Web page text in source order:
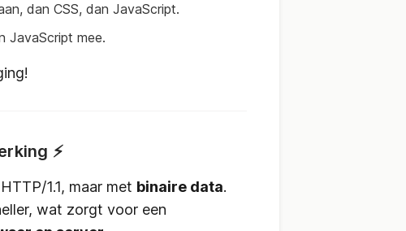
dan CSS, dan JavaScript.
JavaScript mee.
⚡
1.1, maar met binaire data.
wat zorgt voor een